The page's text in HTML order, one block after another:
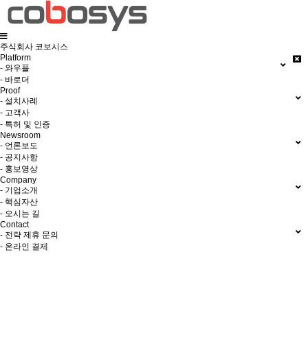
주식회사 코보시스
Platform
- 와우플
- 바로더
Proof
- 설치사례
- 고객사
- 특허 및 인증
Newsroom
- 언론보도
- 공지사항
- 홍보영상
Company
- 기업소개
- 핵심자산
- 오시는 길
Contact
- 전략 제휴 문의
- 온라인 결제